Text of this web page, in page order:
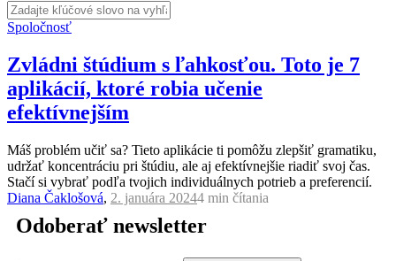
Spoločnosť
Zvládni štúdium s ľahkosťou. Toto je 7
aplikácií, ktoré robia učenie
efektívnejším
Máš problém učiť sa? Tieto aplikácie ti pomôžu zlepšiť gramatiku,
udržať koncentráciu pri štúdiu, ale aj efektívnejšie riadiť svoj čas.
Stačí si vybrať podľa tvojich individuálnych potrieb a preferencií.
Diana Čaklošová, 2. januára 20244 min čítania
Odoberať newsletter